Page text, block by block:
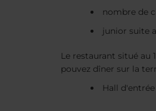
nombre de
junior suite
Le restaurant situé au
pouvez dîner sur la
Hall